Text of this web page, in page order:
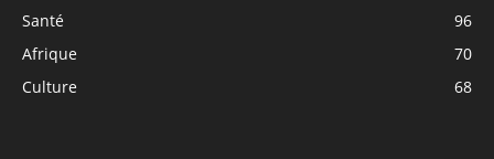
Santé
96
Afrique
70
Culture
68